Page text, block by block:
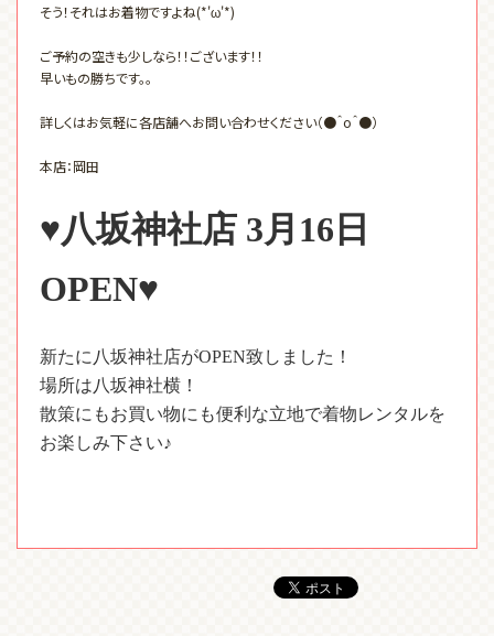
そう！それはお着物ですよね(*'ω'*)
ご予約の空きも少しなら！！ございます！！
早いもの勝ちです。。
詳しくはお気軽に各店舗へお問い合わせください（●＾o＾●）
本店：岡田
♥八坂神社店 3月 16 日
OPEN♥
新たに八坂神社店がOPEN致しました！
場所は八坂神社横！
散策にもお買い物にも便利な立地で着物レンタルを
お楽しみ下さい♪